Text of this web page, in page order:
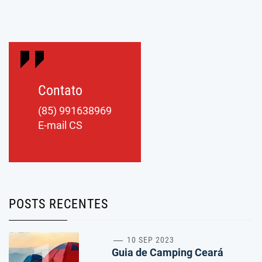
Contato
(85) 991638969
E-mail CS
POSTS RECENTES
10 SEP 2023
Guia de Camping Ceará